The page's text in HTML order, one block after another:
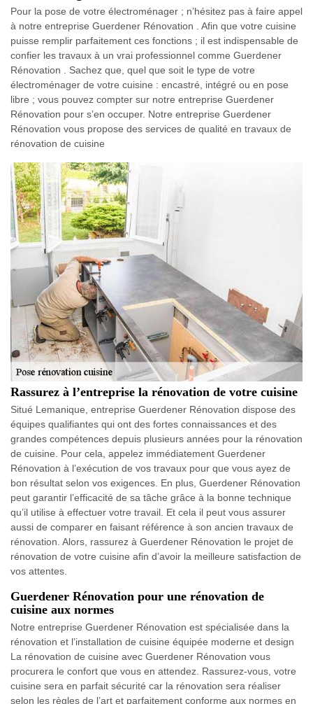
Pour la pose de votre électroménager ; n’hésitez pas à faire appel
à notre entreprise Guerdener Rénovation . Afin que votre cuisine
puisse remplir parfaitement ces fonctions ; il est indispensable de
confier les travaux à un vrai professionnel comme Guerdener
Rénovation . Sachez que, quel que soit le type de votre
électroménager de votre cuisine : encastré, intégré ou en pose
libre ; vous pouvez compter sur notre entreprise Guerdener
Rénovation pour s’en occuper. Notre entreprise Guerdener
Rénovation vous propose des services de qualité en travaux de
rénovation de cuisine
Rassurez à l’entreprise la rénovation de votre cuisine
Situé Lemanique, entreprise Guerdener Rénovation dispose des
équipes qualifiantes qui ont des fortes connaissances et des
grandes compétences depuis plusieurs années pour la rénovation
de cuisine. Pour cela, appelez immédiatement Guerdener
Rénovation à l’exécution de vos travaux pour que vous ayez de
bon résultat selon vos exigences. En plus, Guerdener Rénovation
peut garantir l’efficacité de sa tâche grâce à la bonne technique
qu’il utilise à effectuer votre travail. Et cela il peut vous assurer
aussi de comparer en faisant référence à son ancien travaux de
rénovation. Alors, rassurez à Guerdener Rénovation le projet de
rénovation de votre cuisine afin d’avoir la meilleure satisfaction de
vos attentes.
Guerdener Rénovation pour une rénovation de
cuisine aux normes
Notre entreprise Guerdener Rénovation est spécialisée dans la
rénovation et l’installation de cuisine équipée moderne et design
La rénovation de cuisine avec Guerdener Rénovation vous
procurera le confort que vous en attendez. Rassurez-vous, votre
cuisine sera en parfait sécurité car la rénovation sera réaliser
selon les règles de l’art et parfaitement conforme aux normes en